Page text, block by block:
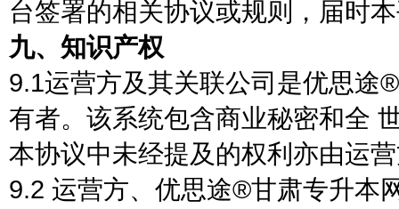
台签署的相关协议或规则，届时
九、知识产权
9.1运营方及其关联公司是优思途
有者。该系统包含商业秘密和全
本协议中未经提及的权利亦由运
9.2 运营方、优思途®甘肃专升本